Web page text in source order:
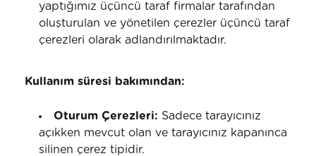
yaptığımız üçüncü taraf firmalar tarafından
oluşturulan ve yönetilen çerezler üçüncü taraf
çerezleri olarak adlandırılmaktadır.
Kullanım süresi bakımından:
Oturum Çerezleri: Sadece tarayıcınız
açıkken mevcut olan ve tarayıcınız kapanınca
silinen çerez tipidir.